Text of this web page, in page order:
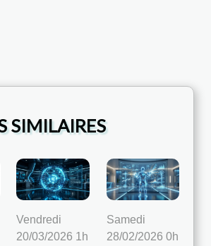
SIMILAIRES
Vendredi
20/03/2026 1h
Samedi
28/02/2026 0h